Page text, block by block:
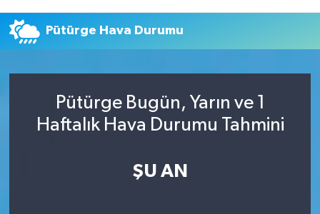
Pütürge Hava Durumu
Pütürge Bugün, Yarın ve 1
Haftalık Hava Durumu Tahmini
ŞU AN
ASAYİŞ
TURİZM
Namaz Vakitleri
Süper Lig Puan Durumu ve Fikstür
Son Dakika Haberleri